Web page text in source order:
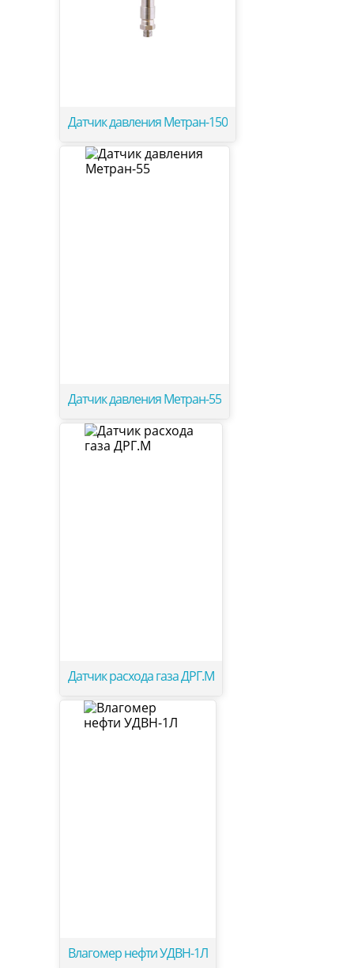
Датчик давления Метран-150
Датчик давления Метран-55
Датчик расхода газа ДРГ.М
Влагомер нефти УДВН-1Л